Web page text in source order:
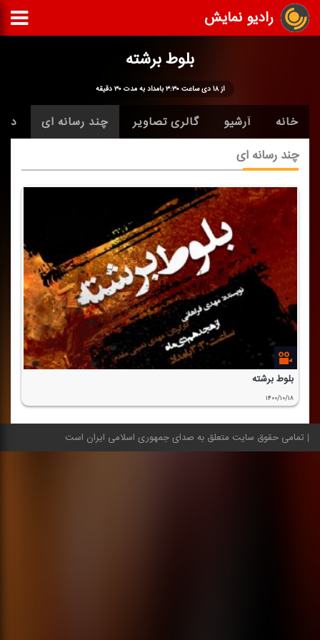
رادیو نمایش
بلوط برشته
از ۱۸ دی ساعت ۳:۳۰ بامداد به مدت ۳۰ دقیقه
خانه آرشیو گالری تصاویر چند رسانه ای
چند رسانه ای
بلوط برشته
۱۴۰۰/۱۰/۱۸
تمامی حقوق سایت متعلق به صدای جمهوری اسلامی ایران است